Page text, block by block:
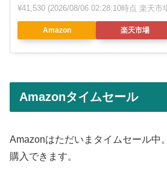
¥41,530 (2026/08/06 02:28:10時点 楽天市
Amazon 楽天市場
Amazonタイムセール
Amazonはただいまタイムセール中
購入できます。